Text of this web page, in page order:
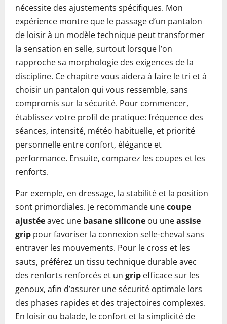
nécessite des ajustements spécifiques. Mon
expérience montre que le passage d’un pantalon
de loisir à un modèle technique peut transformer
la sensation en selle, surtout lorsque l’on
rapproche sa morphologie des exigences de la
discipline. Ce chapitre vous aidera à faire le tri et à
choisir un pantalon qui vous ressemble, sans
compromis sur la sécurité. Pour commencer,
établissez votre profil de pratique: fréquence des
séances, intensité, météo habituelle, et priorité
personnelle entre confort, élégance et
performance. Ensuite, comparez les coupes et les
renforts.
Par exemple, en dressage, la stabilité et la position
sont primordiales. Je recommande unecoupe
ajustéeavec une basane silicone ou uneassise
grip pour favoriser la connexion selle-cheval sans
entraver les mouvements. Pour le cross et les
sauts, préférez un tissu technique durable avec
des renforts renforcés et un grip efficace sur les
genoux, afin d’assurer une sécurité optimale lors
des phases rapides et des trajectoires complexes.
En loisir ou balade, le confort et la simplicité de